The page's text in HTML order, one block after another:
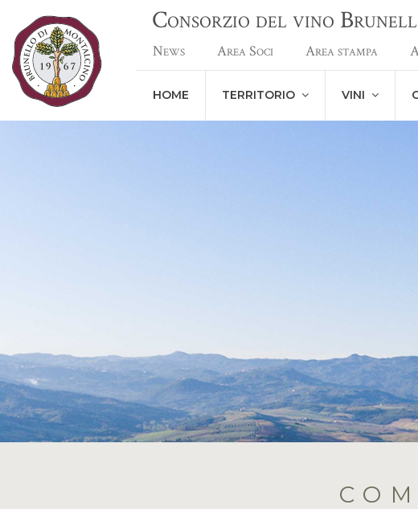
Consorzio del vino
News Area Soci Area stampa
HOME TERRITORIO VINI